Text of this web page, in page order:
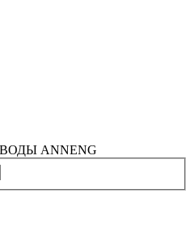
ANNENG